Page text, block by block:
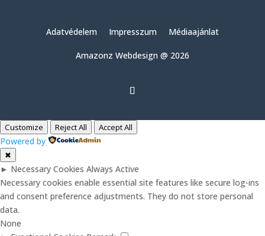
Adatvédelem Impresszum Médiaajánlat
Amazonz Webdesign @ 2026
Customize Reject All Accept All
Powered by
✖
► Necessary Cookies Always Active
Necessary cookies enable essential site features like secure log-ins
and consent preference adjustments. They do not store personal
data.
None